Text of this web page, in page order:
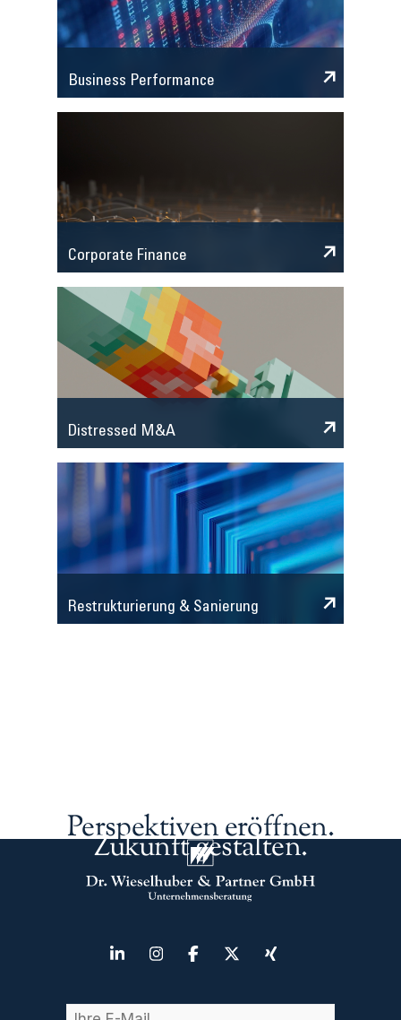
Business Performance
Corporate Finance
Distressed M&A
Restrukturierung & Sanierung
Perspektiven eröffnen.
Zukunft gestalten.